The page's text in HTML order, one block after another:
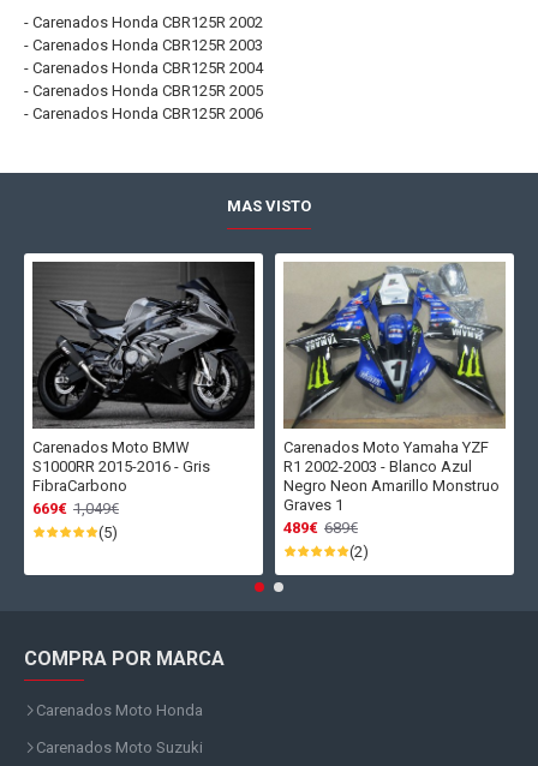
- Carenados Honda CBR125R 2002
- Carenados Honda CBR125R 2003
- Carenados Honda CBR125R 2004
- Carenados Honda CBR125R 2005
- Carenados Honda CBR125R 2006
MAS VISTO
Carenados Moto BMW
S1000RR 2015-2016 - Gris
FibraCarbono
669€ 1,049€
(5)
Carenados Moto Yamaha YZF
R1 2002-2003 - Blanco Azul
Negro Neon Amarillo Monstruo
Graves 1
489€ 689€
(2)
COMPRA POR MARCA
Carenados Moto Honda
Carenados Moto Suzuki